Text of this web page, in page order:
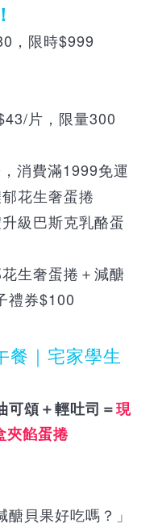
，限時$999
片，限量300
消費滿1999免運
花生奢蛋捲
級巴斯克乳酪蛋
生奢蛋捲＋減醣
禮券$100
餐｜宅家學生
可頌＋輕吐司＝現
夾餡蛋捲
貝果好吃嗎？」